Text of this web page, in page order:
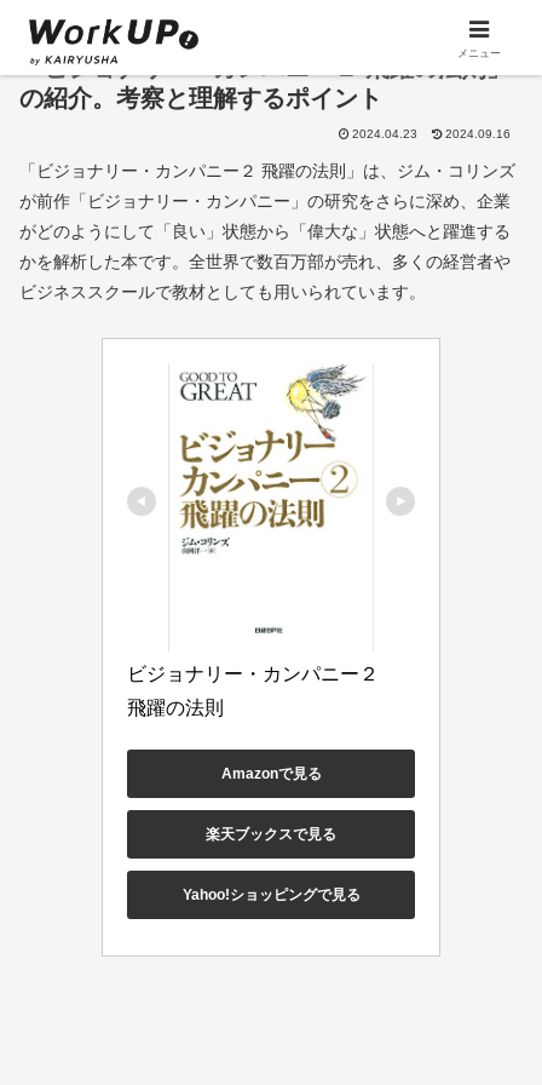
「ビジョナリー・カンパニー２ 飛躍の法則」
の紹介。考察と理解するポイント
2024.04.23 2024.09.16
「ビジョナリー・カンパニー２ 飛躍の法則」は、ジム・コリンズ
が前作「ビジョナリー・カンパニー」の研究をさらに深め、企業
がどのようにして「良い」状態から「偉大な」状態へと躍進する
かを解析した本です。全世界で数百万部が売れ、多くの経営者や
ビジネススクールで教材としても用いられています。
ビジョナリー・カンパニー２
飛躍の法則
Amazonで見る
楽天ブックスで見る
Yahoo!ショッピングで見る
メニュー